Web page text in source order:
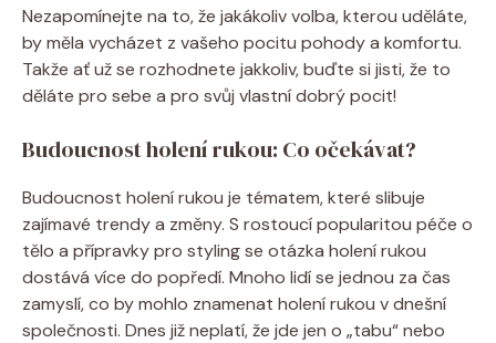
Nezapomínejte na to, že jakákoliv volba, kterou uděláte,
by měla vycházet z vašeho pocitu pohody a komfortu.
Takže ať už se rozhodnete jakkoliv, buďte si jisti, že to
děláte pro sebe a pro svůj vlastní dobrý pocit!
Budoucnost holení rukou: Co očekávat?
Budoucnost holení rukou je tématem, které slibuje
zajímavé trendy a změny. S rostoucí popularitou péče o
tělo a přípravky pro styling se otázka holení rukou
dostává více do popředí. Mnoho lidí se jednou za čas
zamyslí, co by mohlo znamenat holení rukou v dnešní
společnosti. Dnes již neplatí, že jde jen o „tabu“ nebo